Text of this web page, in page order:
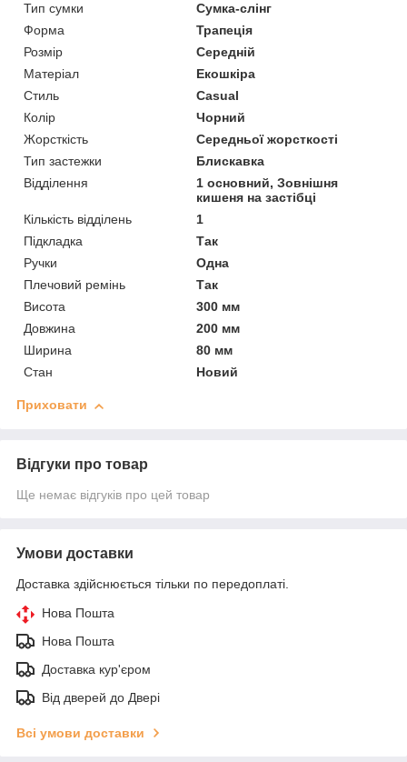
Тип сумки
Сумка-слінг
Форма
Трапеція
Розмір
Середній
Матеріал
Екошкіра
Стиль
Casual
Колір
Чорний
Жорсткість
Середньої жорсткості
Тип застежки
Блискавка
Відділення
1 основний, Зовнішня
кишеня на застібці
Кількість відділень
1
Підкладка
Так
Ручки
Одна
Плечовий ремінь
Так
Висота
300 мм
Довжина
200 мм
Ширина
80 мм
Стан
Новий
Приховати
Відгуки про товар
Ще немає відгуків про цей товар
Умови доставки
Доставка здійснюється тільки по передоплаті.
Нова Пошта
Нова Пошта
Доставка кур'єром
Від дверей до Двері
Всі умови доставки